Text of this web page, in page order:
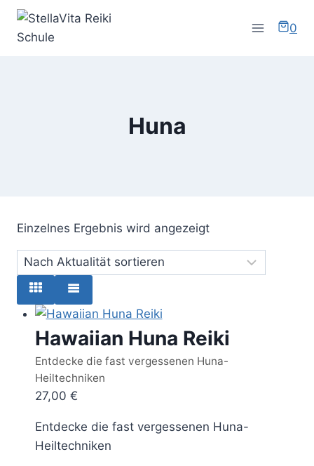
Zum
springen
0
Huna
Einzelnes Ergebnis wird angezeigt
Hawaiian Huna Reiki
Entdecke die fast vergessenen Huna-
Heiltechniken
27,00 €
Entdecke die fast vergessenen Huna-
Heiltechniken